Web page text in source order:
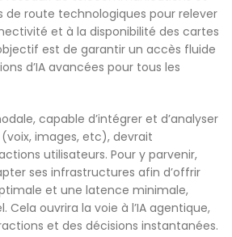
de route technologiques pour relever
et à la disponibilité des cartes
est de garantir un accès fluide
d’IA avancées pour tous les
capable d’intégrer et d’analyser
images, etc), devrait
utilisateurs. Pour y parvenir,
ses infrastructures afin d’offrir
et une latence minimale,
Cela ouvrira la voie à l’IA agentique,
et des décisions instantanées.